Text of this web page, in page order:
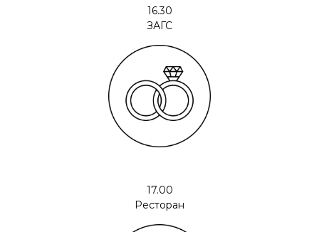
16.30
ЗАГС
17.00
Ресторан